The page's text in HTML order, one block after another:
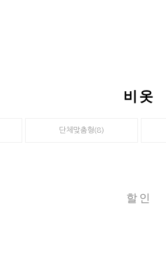
비옷
단체맞춤형(8)
할인